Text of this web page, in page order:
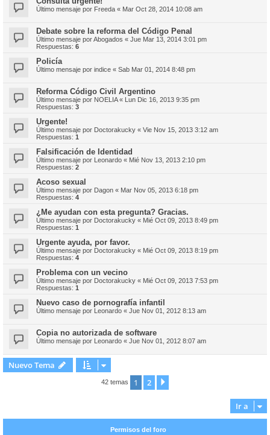
Último mensaje por Freeda « Mar Oct 28, 2014 10:08 am
Debate sobre la reforma del Código Penal
Último mensaje porAbogados « Jue Mar 13, 2014 3:01 pm
Respuestas: 6
Policía
Último mensaje por indice « Sab Mar 01, 2014 8:48 pm
Reforma Código Civil Argentino
Último mensaje por NOELIA« Lun Dic 16, 2013 9:35 pm
Respuestas: 3
Urgente!
Último mensaje por Doctorakucky « Vie Nov 15, 2013 3:12 am
Respuestas: 1
Falsificación de Identidad
Último mensaje por Leonardo « Mié Nov 13, 2013 2:10 pm
Respuestas: 2
Acoso sexual
Último mensaje por Dagon « Mar Nov 05, 2013 6:18 pm
Respuestas: 4
¿Me ayudan con esta pregunta? Gracias.
Último mensaje por Doctorakucky « Mié Oct 09, 2013 8:49 pm
Respuestas: 1
Urgente ayuda, por favor.
Último mensaje por Doctorakucky « Mié Oct 09, 2013 8:19 pm
Respuestas: 4
Problema con un vecino
Último mensaje por Doctorakucky « Mié Oct 09, 2013 7:53 pm
Respuestas: 1
Nuevo caso de pornografía infantil
Último mensaje por Leonardo « Jue Nov 01, 2012 8:13 am
Copia no autorizada de software
Último mensaje por Leonardo « Jue Nov 01, 2012 8:07 am
Nuevo Tema
42 temas 1 2
Ir a
Permisos del foro